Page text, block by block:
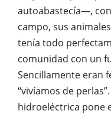
autoabastecía—,
campo, sus
tenía todo
comunidad con un
Sencillamente eran
“vivíamos de
hidroeléctrica pone